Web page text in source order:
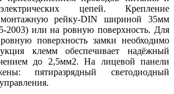
цепей. Крепление
монтажную рейку-DIN шириной 35мм
или на ровную поверхность. Для
поверхность замки необходимо
клемм обеспечивает надёжный
до 2,5мм2. На лицевой панели
пятиразрядный светодиодный